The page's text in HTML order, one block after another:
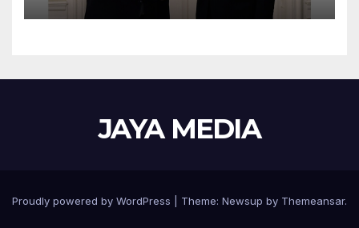
JAYA MEDIA
Proudly powered by WordPress Theme: Newsup by Themeansar.